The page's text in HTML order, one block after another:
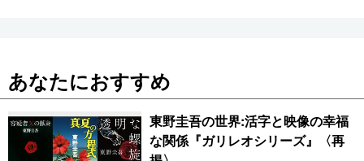
あなたにおすすめ
東野圭吾の世界:活字と映像の幸福
な関係『ガリレオシリーズ』〈再